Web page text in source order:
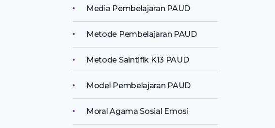
Media Pembelajaran PAUD
Metode Pembelajaran PAUD
Metode Saintifik K13 PAUD
Model Pembelajaran PAUD
Moral Agama Sosial Emosi